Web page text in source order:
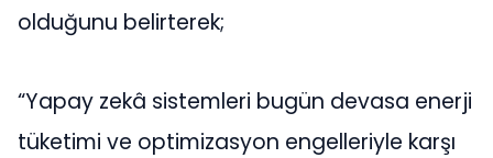
olduğunu belirterek;
“Yapay zekâ sistemleri bugün devasa enerji
tüketimi ve optimizasyon engelleriyle karşı